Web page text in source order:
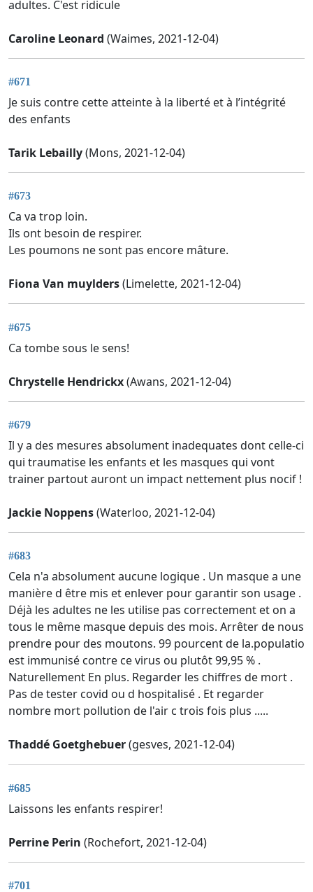
adultes. C'est ridicule
Caroline Leonard (Waimes, 2021-12-04)
#671
Je suis contre cette atteinte à la liberté et à l’intégrité
des enfants
Tarik Lebailly(Mons, 2021-12-04)
#673
Ca va trop loin.
Ils ont besoin de respirer.
Les poumons ne sont pas encore mâture.
Fiona Van muylders(Limelette, 2021-12-04)
#675
Ca tombe sous le sens!
Chrystelle Hendrickx(Awans, 2021-12-04)
#679
Il y a des mesures absolument inadequates dont celle-ci
qui traumatise les enfants et les masques qui vont
trainer partout auront un impact nettement plus nocif !
Jackie Noppens(Waterloo, 2021-12-04)
#683
Cela n'a absolument aucune logique . Un masque a une
manière d être mis et enlever pour garantir son usage .
Déjà les adultes ne les utilise pas correctement et on a
tous le même masque depuis des mois. Arrêter de nous
prendre pour des moutons. 99 pourcent de la.populatio
est immunisé contre ce virus ou plutôt 99,95 % .
Naturellement En plus. Regarder les chiffres de mort .
Pas de tester covid ou d hospitalisé . Et regarder
nombre mort pollution de l'air c trois fois plus .....
Thaddé Goetghebuer(gesves, 2021-12-04)
#685
Laissons les enfants respirer!
Perrine Perin (Rochefort, 2021-12-04)
#701